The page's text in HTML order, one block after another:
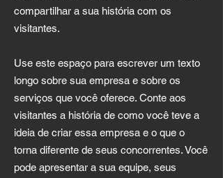
compartilhar a sua história com os
visitantes.
Use este espaço para escrever um texto
longo sobre sua empresa e sobre os
serviços que você oferece. Conte aos
visitantes a história de como você teve a
ideia de criar essa empresa e o que o
torna diferente de seus concorrentes. Você
pode apresentar a sua equipe, seus